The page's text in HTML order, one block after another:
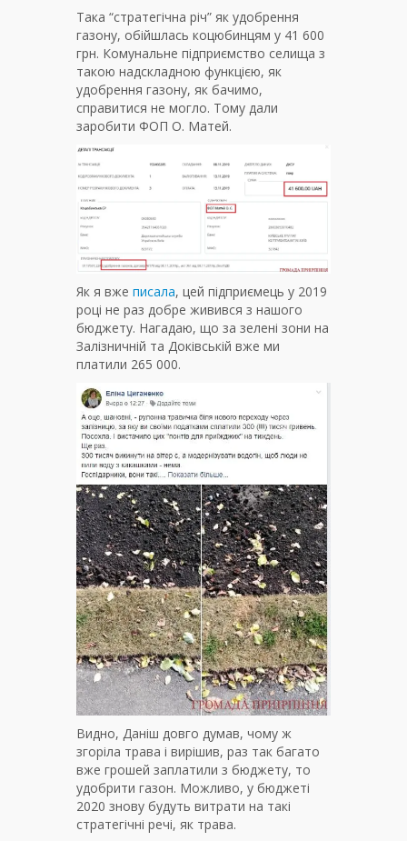
Така “стратегічна річ” як удобрення
газону, обійшлась коцюбинцям у 41 600
грн. Комунальне підприємство селища з
такою надскладною функцією, як
удобрення газону, як бачимо,
справитися не могло. Тому дали
заробити ФОП О. Матей.
Як я вже писала, цей підприємець у 2019
році не раз добре живився з нашого
бюджету. Нагадаю, що за зелені зони на
Залізничній та Доківській вже ми
платили 265 000.
Видно, Даніш довго думав, чому ж
згоріла трава і вирішив, раз так багато
вже грошей заплатили з бюджету, то
удобрити газон. Можливо, у бюджеті
2020 знову будуть витрати на такі
стратегічні речі, як трава.